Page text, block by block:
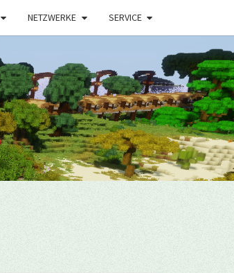
NETZWERKE SERVICE